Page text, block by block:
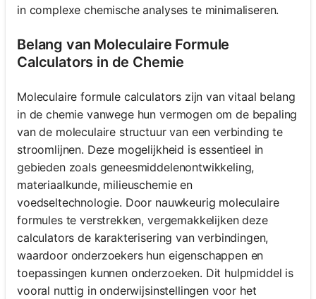
in complexe chemische analyses te minimaliseren.
Belang van Moleculaire Formule
Calculators in de Chemie
Moleculaire formule calculators zijn van vitaal belang
in de chemie vanwege hun vermogen om de bepaling
van de moleculaire structuur van een verbinding te
stroomlijnen. Deze mogelijkheid is essentieel in
gebieden zoals geneesmiddelenontwikkeling,
materiaalkunde, milieuschemie en
voedseltechnologie. Door nauwkeurig moleculaire
formules te verstrekken, vergemakkelijken deze
calculators de karakterisering van verbindingen,
waardoor onderzoekers hun eigenschappen en
toepassingen kunnen onderzoeken. Dit hulpmiddel is
vooral nuttig in onderwijsinstellingen voor het